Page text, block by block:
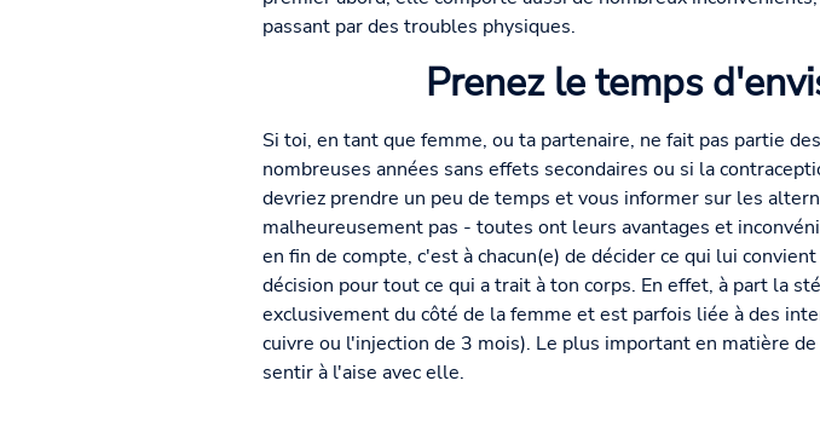
passant par des troubles physiques.
Prenez le temps
Si toi, en tant que femme, ou ta partenaire, ne fait pas partie
nombreuses années sans effets secondaires ou si la
devriez prendre un peu de temps et vous informer sur les
malheureusement pas - toutes ont leurs avantages et
en fin de compte, c'est à chacun(e) de décider ce qui lui
décision pour tout ce qui a trait à ton corps. En effet, à part la
exclusivement du côté de la femme et est parfois liée à des
cuivre ou l'injection de 3 mois). Le plus important en matière
sentir à l'aise avec elle.